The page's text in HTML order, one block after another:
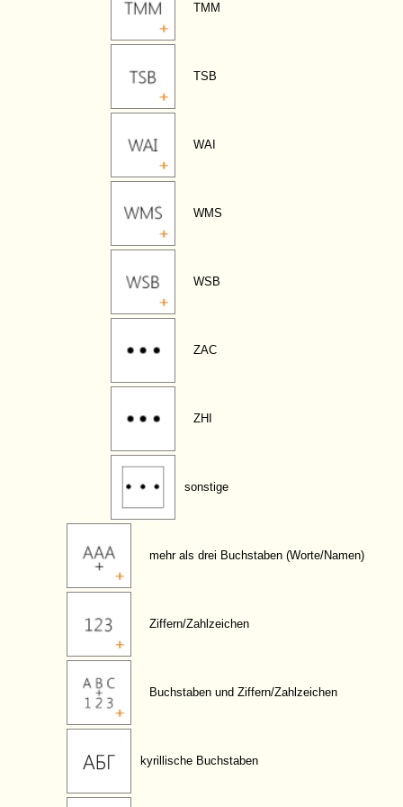
TMM
TSB
WAI
WMS
WSB
ZAC
ZHI
sonstige
mehr als drei Buchstaben (Worte/Namen)
Ziffern/Zahlzeichen
Buchstaben und Ziffern/Zahlzeichen
kyrillische Buchstaben